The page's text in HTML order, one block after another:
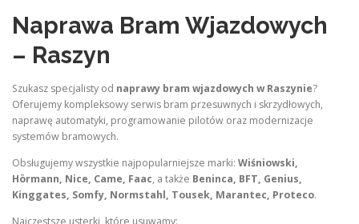
Naprawa Bram Wjazdowych
– Raszyn
Szukasz specjalisty od naprawy bram wjazdowych w Raszynie?
Oferujemy kompleksowy serwis bram przesuwnych i skrzydłowych,
naprawę automatyki, programowanie pilotów oraz modernizacje
systemów bramowych.
Obsługujemy wszystkie najpopularniejsze marki: Wiśniowski,
Hörmann, Nice, Came, Faac, a także Beninca, BFT, Genius,
Kinggates, Somfy, Normstahl, Tousek, Marantec, Proteco.